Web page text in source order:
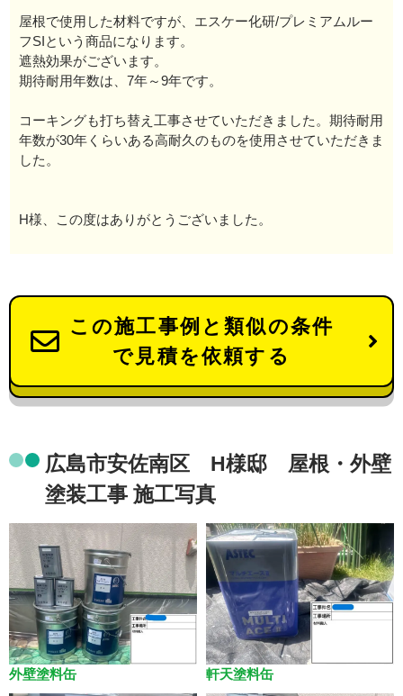
屋根で使用した材料ですが、エスケー化研/プレミアムルー
フSIという商品になります。
遮熱効果がございます。
期待耐用年数は、7年～9年です。
コーキングも打ち替え工事させていただきました。期待耐用
年数が30年くらいある高耐久のものを使用させていただきま
した。
H様、この度はありがとうございました。
この施工事例と類似の条件
で見積を依頼する
広島市安佐南区 H様邸 屋根・外壁
塗装工事 施工写真
外壁塗料缶 軒天塗料缶